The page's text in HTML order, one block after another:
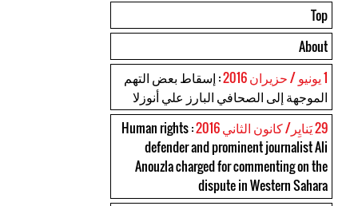
Top
About
1 يونيو / حزيران 2016
: إسقاط بعض التهم
الموجهة إلى الصحافي البارز علي أنوزلا
29 يَنايِر/ كانون الثاني 2016
: Human rights
defender and prominent journalist Ali
Anouzla charged for commenting on the
dispute in Western Sahara